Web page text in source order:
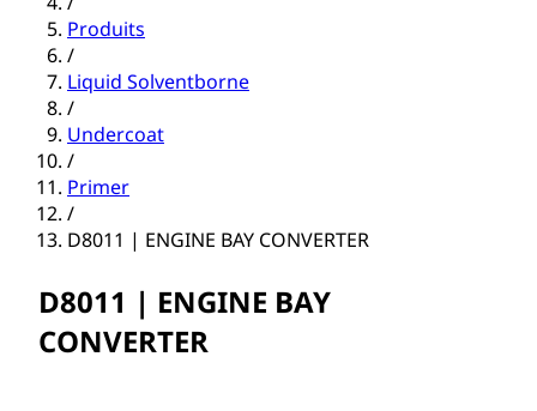
Produits
/
Liquid Solventborne
/
Undercoat
/
Primer
/
D8011 | ENGINE BAY CONVERTER
D8011 | ENGINE BAY
CONVERTER